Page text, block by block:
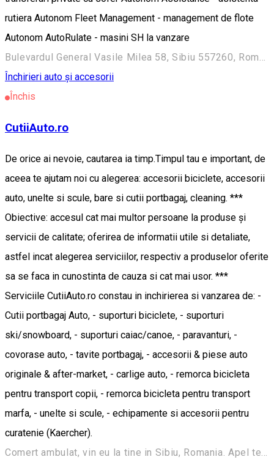
rutiera Autonom Fleet Management - management de flote
Autonom AutoRulate - masini SH la vanzare
Bulevardul General Vasile Milea 58, Sibiu 557260, Romania
Închirieri auto și accesorii
Închis
CutiiAuto.ro
De orice ai nevoie, cautarea ia timp.Timpul tau e important, de
aceea te ajutam noi cu alegerea: accesorii biciclete, accesorii
auto, unelte si scule, bare si cutii portbagaj, cleaning. ***
Obiective: accesul cat mai multor persoane la produse și
servicii de calitate; oferirea de informatii utile si detaliate,
astfel incat alegerea serviciilor, respectiv a produselor oferite
sa se faca in cunostinta de cauza si cat mai usor. ***
Serviciile CutiiAuto.ro constau in inchirierea si vanzarea de: -
Cutii portbagaj Auto, - suporturi biciclete, - suporturi
ski/snowboard, - suporturi caiac/canoe, - paravanturi, -
covorase auto, - tavite portbagaj, - accesorii & piese auto
originale & after-market, - carlige auto, - remorca bicicleta
pentru transport copii, - remorca bicicleta pentru transport
marfa, - unelte si scule, - echipamente si accesorii pentru
curatenie (Kaercher).